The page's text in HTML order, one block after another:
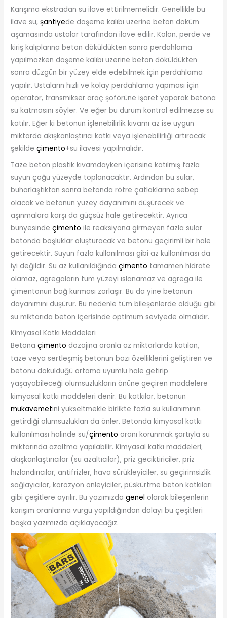
Karışıma ekstradan su ilave ettirilmemelidir. Genellikle bu
ilave su,şantiyede döşeme kalıbı üzerine beton döküm
aşamasında ustalar tarafından ilave edilir. Kolon, perde ve
kiriş kalıplarına beton döküldükten sonra perdahlama
yapılmazken döşeme kalıbı üzerine beton döküldükten
sonra düzgün bir yüzey elde edebilmek için perdahlama
yapılır. Ustaların hızlı ve kolay perdahlama yapması için
operatör, transmikser araç şoförüne işaret yaparak betona
su katmasını söyler. Ve eğer bu durum kontrol edilmezse su
katılır. Eğer ki betonun işlenebilirlik kıvamı az ise uygun
miktarda akışkanlaştırıcı katkı veya işlenebilirliği artıracak
şekildeçimento+su ilavesi yapılmalıdır.
Taze beton plastik kıvamdayken içerisine katılmış fazla
suyun çoğu yüzeyde toplanacaktır. Ardından bu sular,
buharlaştıktan sonra betonda rötre çatlaklarına sebep
olacak ve betonun yüzey dayanımını düşürecek ve
aşınmalara karşı da güçsüz hale getirecektir. Ayrıca
bünyesindeçimento ile reaksiyona girmeyen fazla sular
betonda boşluklar oluşturacak ve betonu geçirimli bir hale
getirecektir. Suyun fazla kullanılması gibi az kullanılması da
iyi değildir. Su az kullanıldığında çimento tamamen hidrate
olamaz, agregaların tüm yüzeyi ıslanamaz ve agrega ile
çimentonun bağ kurması zorlaşır. Bu da yine betonun
dayanımını düşürür. Bu nedenle tüm bileşenlerde olduğu gibi
su miktarıda beton içerisinde optimum seviyede olmalıdır.
Kimyasal Katkı Maddeleri
Betonaçimento dozajına oranla az miktarlarda katılan,
taze veya sertleşmiş betonun bazı özelliklerini geliştiren ve
betonu döküldüğü ortama uyumlu hale getirip
yaşayabileceği olumsuzlukların önüne geçiren maddelere
kimyasal katkı maddeleri denir. Bu katkılar, betonun
mukavemetini yükseltmekle birlikte fazla su kullanımının
getirdiği olumsuzlukları da önler. Betonda kimyasal katkı
kullanılması halinde su/çimento oranı korunmak şartıyla su
miktarında azaltma yapılabilir. Kimyasal katkı maddeleri;
akışkanlaştırıcılar (su azaltıcılar), priz geciktiriciler, priz
hızlandırıcılar, antifrizler, hava sürükleyiciler, su geçirimsizlik
sağlayıcılar, korozyon önleyiciler, püskürtme beton katkıları
gibi çeşitlere ayrılır. Bu yazımızdagenel olarak bileşenlerin
karışım oranlarına vurgu yapıldığından dolayı bu çeşitleri
başka yazımızda açıklayacağız.